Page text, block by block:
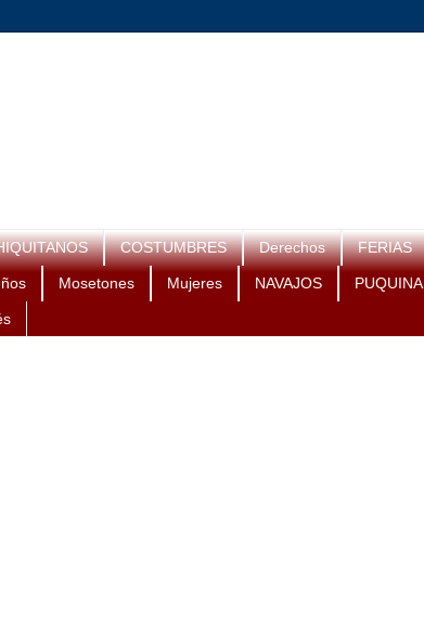
COSTUMBRES Derechos FERIAS
Mosetones Mujeres NAVAJOS PUQUINA